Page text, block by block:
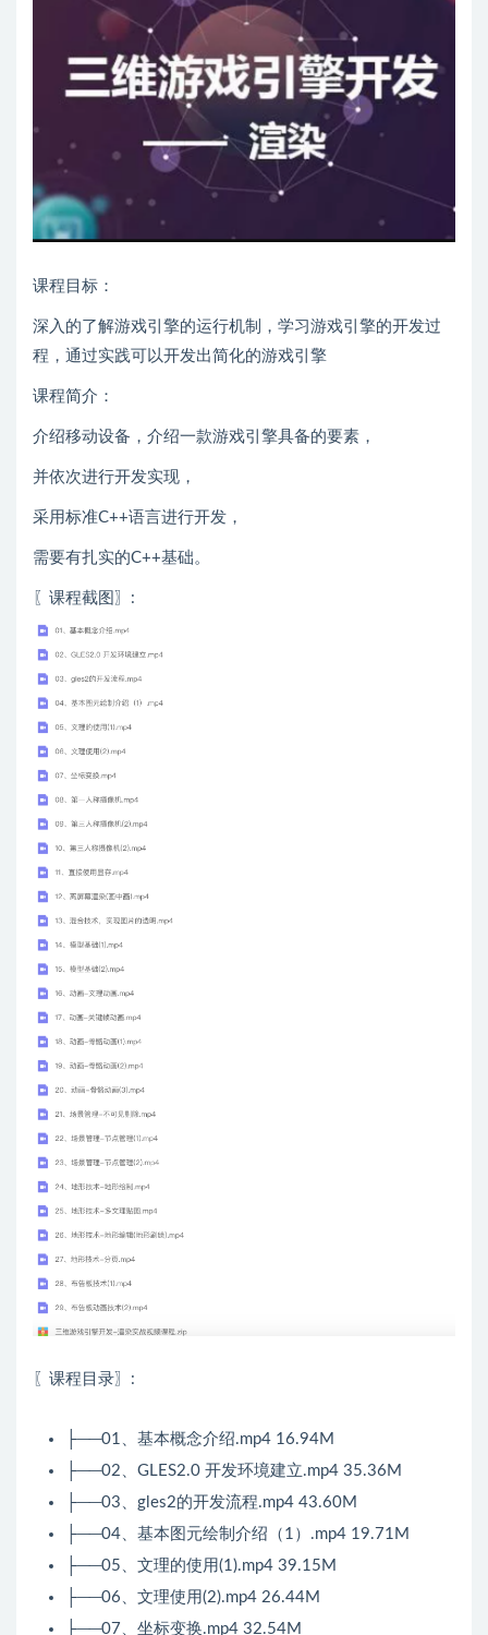
课程目标：
深入的了解游戏引擎的运行机制，学习游戏引擎的开发过
程，通过实践可以开发出简化的游戏引擎
课程简介：
介绍移动设备，介绍一款游戏引擎具备的要素，
并依次进行开发实现，
采用标准C++语言进行开发，
需要有扎实的C++基础。
〖课程截图〗:
〖课程目录〗:
├──01、基本概念介绍.mp4 16.94M
├──02、GLES2.0 开发环境建立.mp4 35.36M
├──03、gles2的开发流程.mp4 43.60M
├──04、基本图元绘制介绍（1）.mp4 19.71M
├──05、文理的使用(1).mp4 39.15M
├──06、文理使用(2).mp4 26.44M
├──07、坐标变换.mp4 32.54M